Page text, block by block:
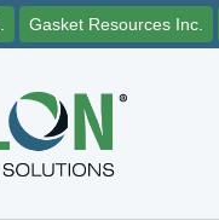
Gasket Resources Inc.